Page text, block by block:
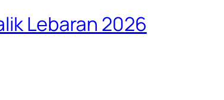
Lebaran 2026